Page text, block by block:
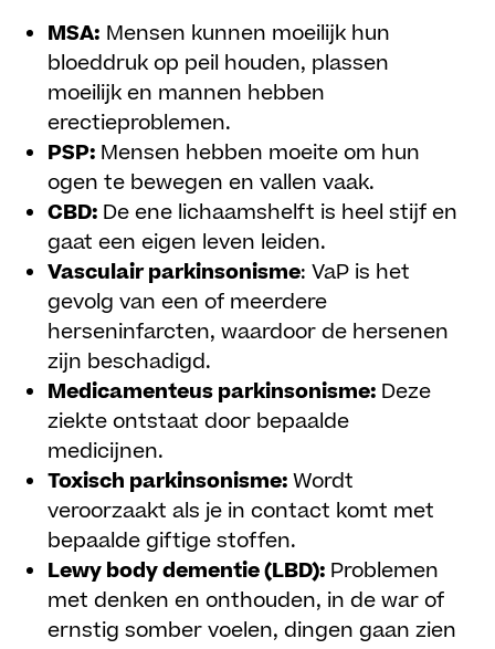
MSA: Mensen kunnen moeilijk hun
bloeddruk op peil houden, plassen
moeilijk en mannen hebben
erectieproblemen.
PSP: Mensen hebben moeite om hun
ogen te bewegen en vallen vaak.
CBD: De ene lichaamshelft is heel stijf en
gaat een eigen leven leiden.
Vasculair parkinsonisme: VaP is het
gevolg van een of meerdere
herseninfarcten, waardoor de hersenen
zijn beschadigd.
Medicamenteus parkinsonisme: Deze
ziekte ontstaat door bepaalde
medicijnen.
Toxisch parkinsonisme:Wordt
veroorzaakt als je in contact komt met
bepaalde giftige stoffen.
Lewy body dementie (LBD): Problemen
met denken en onthouden, in de war of
ernstig somber voelen, dingen gaan zien